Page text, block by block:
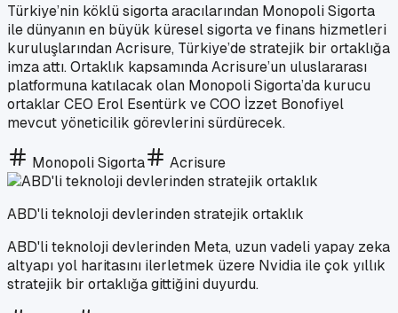
Türkiye’nin köklü sigorta aracılarından Monopoli Sigorta
ile dünyanın en büyük küresel sigorta ve finans hizmetleri
kuruluşlarından Acrisure, Türkiye’de stratejik bir ortaklığa
imza attı. Ortaklık kapsamında Acrisure’un uluslararası
platformuna katılacak olan Monopoli Sigorta’da kurucu
ortaklar CEO Erol Esentürk ve COO İzzet Bonofiyel
mevcut yöneticilik görevlerini sürdürecek.
Monopoli Sigorta Acrisure
ABD'li teknoloji devlerinden stratejik ortaklık
ABD'li teknoloji devlerinden Meta, uzun vadeli yapay zeka
altyapı yol haritasını ilerletmek üzere Nvidia ile çok yıllık
stratejik bir ortaklığa gittiğini duyurdu.